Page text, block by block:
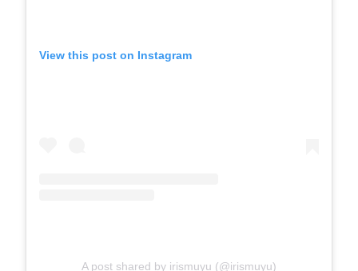
View this post on Instagram
A post shared by irismuyu (@irismuyu)